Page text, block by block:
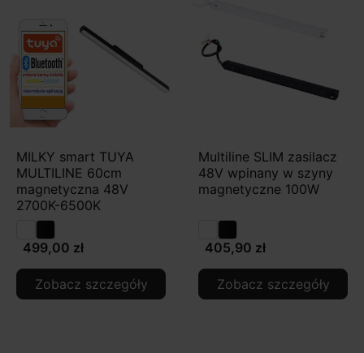
MILKY smart TUYA
MULTILINE 60cm
magnetyczna 48V
2700K-6500K
499,00 zł
Zobacz szczegóły
Multiline SLIM zasilacz
48V wpinany w szyny
magnetyczne 100W
405,90 zł
Zobacz szczegóły